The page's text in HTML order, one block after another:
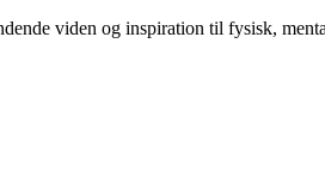
viden og inspiration til fysisk,